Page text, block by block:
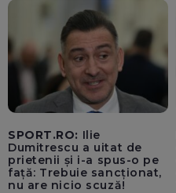
SPORT.RO: Ilie
Dumitrescu a uitat de
prietenii și i-a spus-o pe
față: Trebuie sancționat,
nu are nicio scuză!